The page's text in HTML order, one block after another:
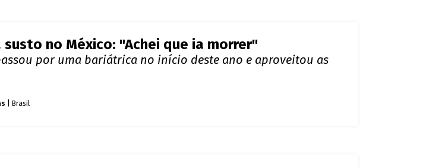
no México: "Achei que ia morrer"
por uma bariátrica no início deste ano e aproveitou as
| Brasil